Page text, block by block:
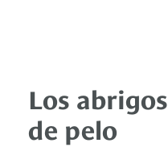
Los abrigos
de pelo